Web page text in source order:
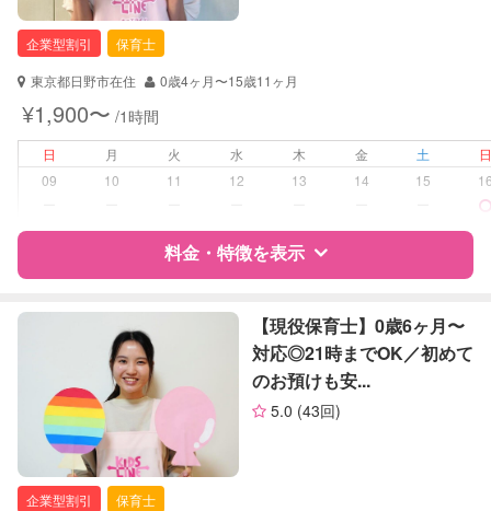
対応可能/特徴
病児対応
障がい児対応 対応可否は個別に相談
可能
お子様の撮影
（定期特典）
対応不可
企業型割引
保育士
東京都日野市在住
0歳4ヶ月〜15歳11ヶ月
¥1,900〜 /1時間
日 月 火 水 木 金 土
09
10 11 12 13 14 15
料金・特徴を表示
特徴 料金 レビュー
サポートの特徴
資格
企業型割引対象(旧内閣府補助対象)
自治体届出済ベビーシッター
保育士
【現役保育士】0歳6ヶ月〜
対応◎21時までOK／初めて
のお預けも安...
5.0 (43回)
企業型割引
保育士